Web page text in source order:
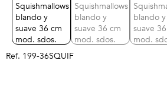
Ref. 199-36SQUIF